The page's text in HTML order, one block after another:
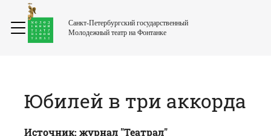
Санкт-Петербургский государственный
Молодежный театр на Фонтанке
Юбилей в три аккорда
Источник: журнал "Театрал"